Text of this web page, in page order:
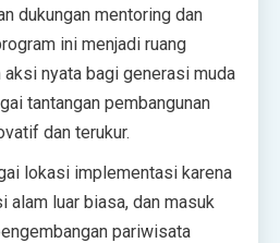
dukungan mentoring dan
ini menjadi ruang
aksi nyata bagi generasi muda
tantangan pembangunan
dan terukur.
lokasi implementasi karena
luar biasa, dan masuk
pariwisata